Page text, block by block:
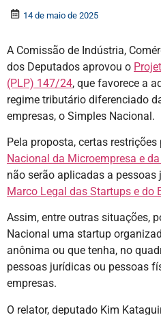
14 de maio de 2025
A Comissão de Indústria,
dos Deputados aprovou o
(PLP) 147/24, que favorece a
regime tributário diferenciado
empresas, o Simples Nacional.
Pela proposta, certas
Nacional da Microempresa e
não serão aplicadas a
Marco Legal das Startups e do
Assim, entre outras situações,
Nacional uma startup
anônima ou que tenha, no
pessoas jurídicas ou pessoas
empresas.
O relator, deputado Kim